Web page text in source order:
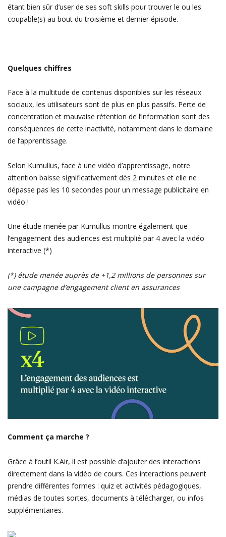
étant bien sûr d’user de ses soft skills pour trouver le ou les
coupable(s) au bout du troisième et dernier épisode.
Quelques chiffres
Face à la multitude de contenus disponibles sur les réseaux
sociaux, les utilisateurs sont de plus en plus passifs. Perte de
concentration et mauvaise rétention de l’information sont des
conséquences de cette inactivité, notamment dans le domaine
de l’apprentissage.
Selon Kumullus, face à une vidéo d’apprentissage, notre
attention baisse significativement dès 2 minutes et elle ne
dépasse pas les 10 secondes pour un message publicitaire en
vidéo !
Une étude menée par Kumullus montre également que
l’engagement des audiences est multiplié par 4 avec la vidéo
interactive (*)
(*) étude menée auprès de +1,2 millions de personnes sur
une campagne d’engagement client en assurances
Comment ça marche ?
Grâce à l’outil K.Air, il est possible d’ajouter des interactions
directement dans la vidéo de cours. Ces interactions peuvent
prendre différentes formes : quiz et activités pédagogiques,
médias de toutes sortes, documents à télécharger, ou infos
supplémentaires.